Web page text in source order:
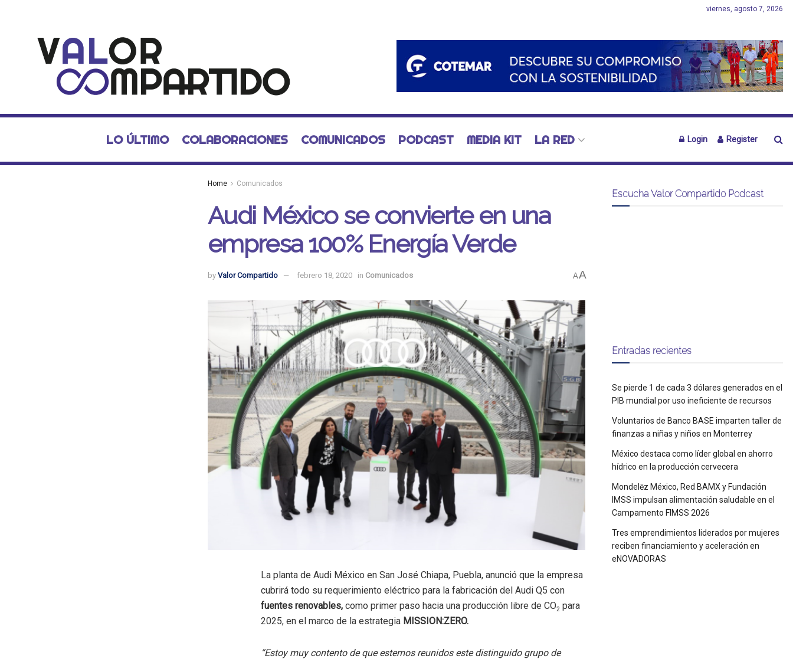
viernes, agosto 7, 2026
LO ÚLTIMO COLABORACIONES COMUNICADOS PODCAST MEDIA KIT LA RED Login Register
Home Comunicados
Audi México se convierte en una
empresa 100% Energía Verde
by Valor Compartido febrero 18, 2020 in Comunicados AA
La planta de Audi México en San José Chiapa, Puebla, anunció que la empresa
cubrirá todo su requerimiento eléctrico para la fabricación del Audi Q5 con
fuentes renovables, como primer paso hacia una producción libre de CO2 para
2025, en el marco de la estrategia MISSION:ZERO.
“Estoy muy contento de que estemos reunidos este distinguido grupo de
Escucha Valor Compartido Podcast
Entradas recientes
Se pierde 1 de cada 3 dólares generados en el
PIB mundial por uso ineficiente de recursos
Voluntarios de Banco BASE imparten taller de
finanzas a niñas y niños en Monterrey
México destaca como líder global en ahorro
hídrico en la producción cervecera
Mondelēz México, Red BAMX y Fundación
IMSS impulsan alimentación saludable en el
Campamento FIMSS 2026
Tres emprendimientos liderados por mujeres
reciben financiamiento y aceleración en
eNOVADORAS